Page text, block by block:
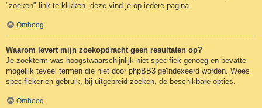
"zoeken" link te klikken, deze vind je op iedere pagina.
Omhoog
Waarom levert mijn zoekopdracht geen resultaten op?
Je zoekterm was hoogstwaarschijnlijk niet specifiek genoeg en bevatte
mogelijk teveel termen die niet door phpBB3 geïndexeerd worden. Wees
specifieker en gebruik, bij uitgebreid zoeken, de beschikbare opties.
Omhoog